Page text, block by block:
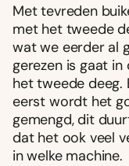
Met tevreden
met het tweede
wat we eerder al
gerezen is gaat
het tweede deeg.
eerst wordt het
gemengd, dit
dat het ook veel
in welke machine.